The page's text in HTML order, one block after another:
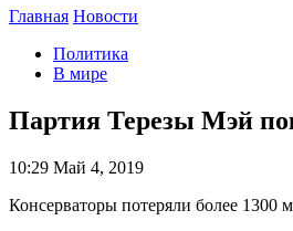
Главная Новости
Политика
В мире
Партия Терезы Мэй
10:29 Май 4, 2019
Консерваторы потеряли более 1300